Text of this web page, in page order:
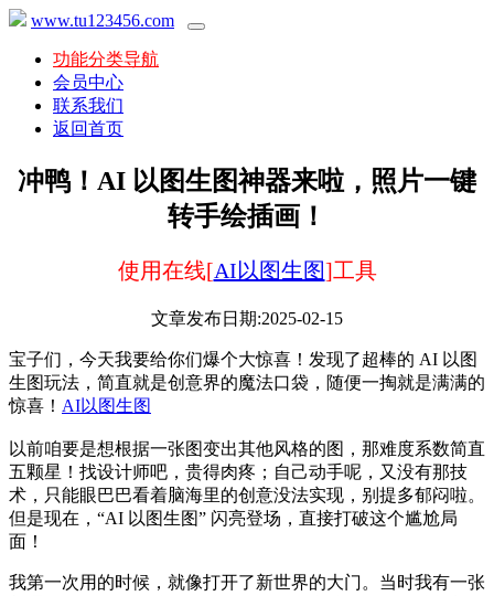
www.tu123456.com
功能分类导航
会员中心
联系我们
返回首页
冲鸭！AI 以图生图神器来啦，照片一键
转手绘插画！
使用在线[AI以图生图]工具
文章发布日期:2025-02-15
宝子们，今天我要给你们爆个大惊喜！发现了超棒的 AI 以图
生图玩法，简直就是创意界的魔法口袋，随便一掏就是满满的
惊喜！ AI以图生图
以前咱要是想根据一张图变出其他风格的图，那难度系数简直
五颗星！找设计师吧，贵得肉疼；自己动手呢，又没有那技
术，只能眼巴巴看着脑海里的创意没法实现，别提多郁闷啦。
但是现在，“AI 以图生图” 闪亮登场，直接打破这个尴尬局
面！
我第一次用的时候，就像打开了新世界的大门。当时我有一张